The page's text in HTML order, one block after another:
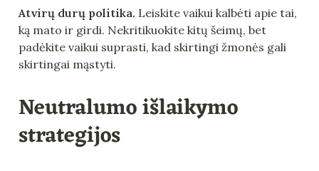
Atvirų durų politika. Leiskite vaikui kalbėti apie tai,
ką mato ir girdi. Nekritikuokite kitų šeimų, bet
padėkite vaikui suprasti, kad skirtingi žmonės gali
skirtingai mąstyti.
Neutralumo išlaikymo
strategijos